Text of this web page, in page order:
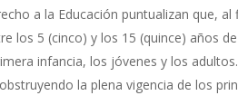
a la Educación puntualizan que,
los 5 (cinco) y los 15 (quince) años
infancia, los jóvenes y los
la plena vigencia de los